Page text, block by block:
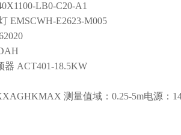
LB0-C20-A1
EMSCWH-E2623-M005
器 ACT401-18.5KW
测量值域：0.25-5m电源：